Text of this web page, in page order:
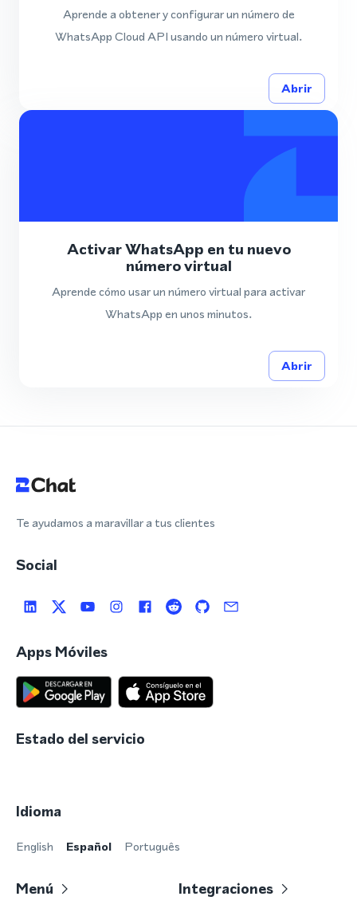
Aprende a obtener y configurar un número de
WhatsApp Cloud API usando un número virtual.
Abrir
Activar WhatsApp en tu nuevo
número virtual
Aprende cómo usar un número virtual para activar
WhatsApp en unos minutos.
Abrir
Te ayudamos a maravillar a tus clientes
Social
Apps Móviles
Estado del servicio
Idioma
English Español Português
Menú Integraciones